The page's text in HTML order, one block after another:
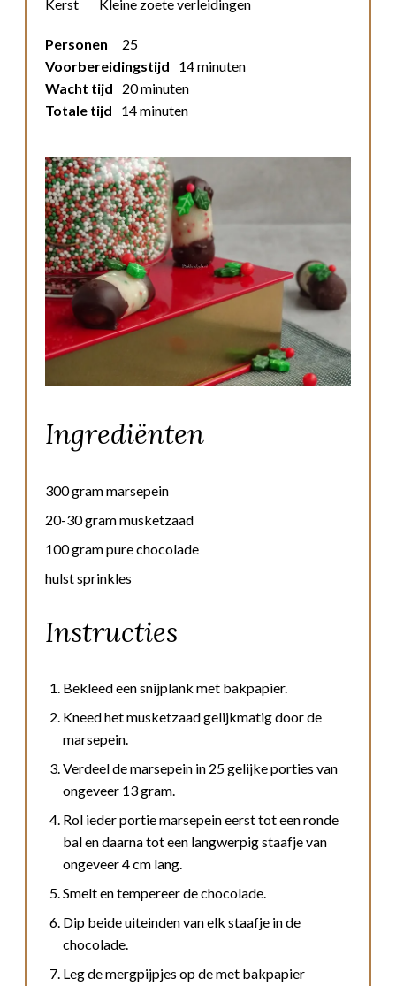
Kerst Kleine zoete verleidingen
Personen
25
Voorbereidingstijd
14 minuten
Wacht tijd
20 minuten
Totale tijd
14 minuten
Ingrediënten
300 gram marsepein
20-30 gram musketzaad
100 gram pure chocolade
hulst sprinkles
Instructies
Bekleed een snijplank met bakpapier.
Kneed het musketzaad gelijkmatig door de
marsepein.
Verdeel de marsepein in 25 gelijke porties van
ongeveer 13 gram.
Rol ieder portie marsepein eerst tot een ronde
bal en daarna tot een langwerpig staafje van
ongeveer 4 cm lang.
Smelt en tempereer de chocolade.
Dip beide uiteinden van elk staafje in de
chocolade.
Leg de mergpijpjes op de met bakpapier